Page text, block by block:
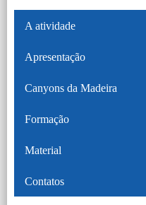
A atividade
Apresentação
Canyons da Madeira
Formação
Material
Contatos